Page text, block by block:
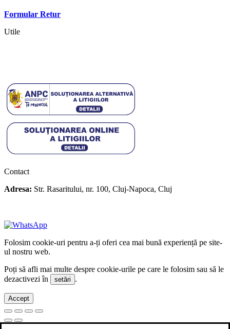
Formular Retur
Utile
Contact
Adresa: Str. Rasaritului, nr. 100, Cluj-Napoca, Cluj
Folosim cookie-uri pentru a-ți oferi cea mai bună experiență pe site-
ul nostru web.
Poți să afli mai multe despre cookie-urile pe care le folosim sau să le
dezactivezi în
setări .
Accept